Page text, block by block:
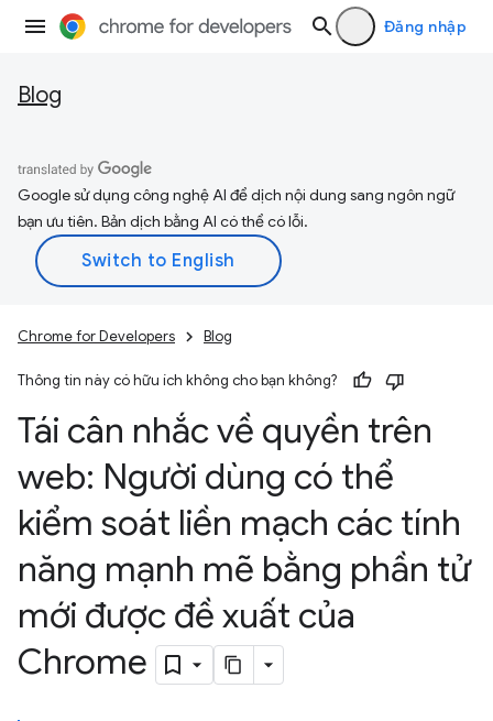
Đăng nhập
Blog
Google sử dụng công nghệ AI để dịch nội dung sang ngôn ngữ
bạn ưu tiên. Bản dịch bằng AI có thể có lỗi.
Chrome for Developers Blog
Thông tin này có hữu ích không cho bạn không?
Tái cân nhắc về quyền trên
web: Người dùng có thể
kiểm soát liền mạch các tính
năng mạnh mẽ bằng phần tử
mới được đề xuất của
Chrome